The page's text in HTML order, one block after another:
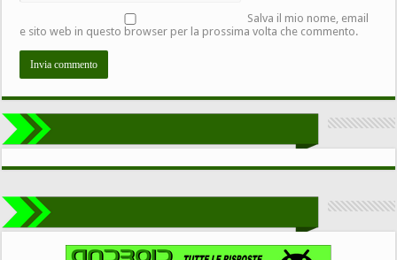
Salva il mio nome, email
e sito web in questo browser per la prossima volta che commento.